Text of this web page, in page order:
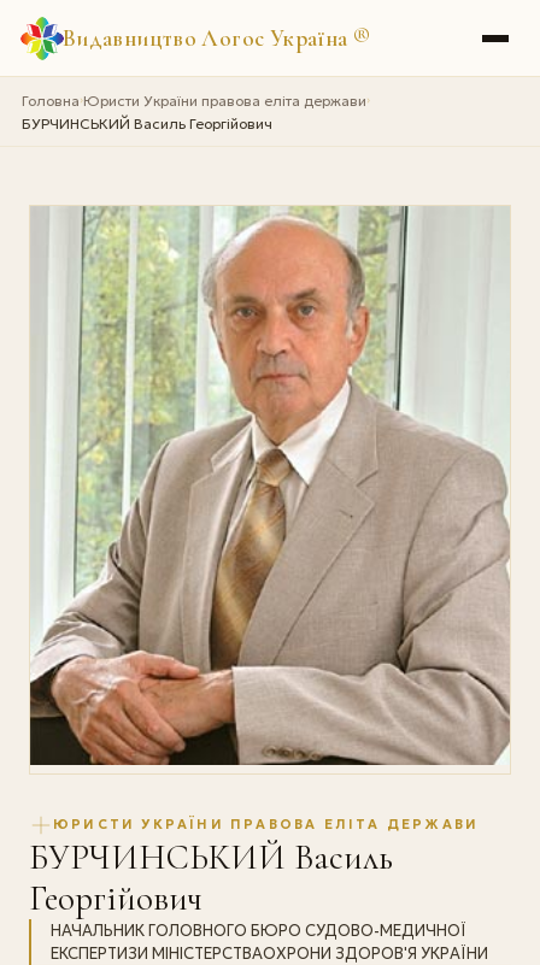
Видавництво Логос Україна ®
Головна›Юристи України правова еліта держави›
БУРЧИНСЬКИЙ Василь Георгійович
ЮРИСТИ УКРАЇНИ ПРАВОВА ЕЛІТА ДЕРЖАВИ
БУРЧИНСЬКИЙ Василь
Георгійович
НАЧАЛЬНИК ГОЛОВНОГО БЮРО СУДОВО-МЕДИЧНОЇ
ЕКСПЕРТИЗИ МІНІСТЕРСТВАОХРОНИ ЗДОРОВ'Я УКРАЇНИ